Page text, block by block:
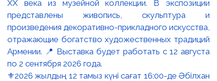
⚜️2026 жылдың 12 тамыз күні сағат 16:00-де Әбілхан